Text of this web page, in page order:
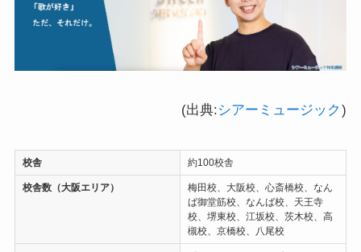
(出典:シアーミュージック )
校舎 約100校舎
校舎数（大阪エリア）
梅田校、大阪校、心斎橋校、なん
ば御堂筋校、なんば校、天王寺
校、堺東校、江坂校、茨木校、高
槻校、京橋校、八尾校